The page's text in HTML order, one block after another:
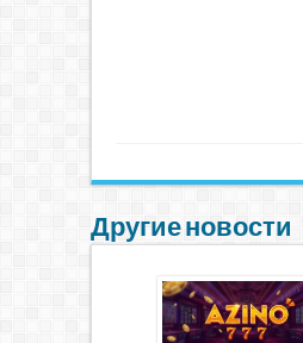
Другие новости